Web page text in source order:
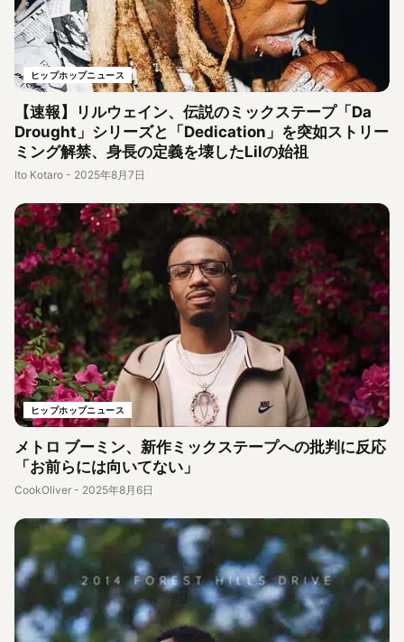
ヒップホップニュース
【速報】リルウェイン、伝説のミックステープ「Da
Drought」シリーズと「Dedication」を突如ストリー
ミング解禁、身長の定義を壊したLilの始祖
Ito Kotaro - 2025年8月7日
ヒップホップニュース
メトロ ブーミン、新作ミックステープへの批判に反応
「お前らには向いてない」
CookOliver - 2025年8月6日